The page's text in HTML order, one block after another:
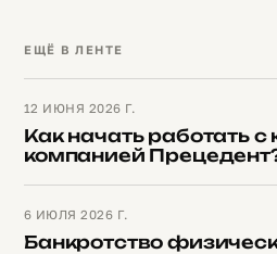
ЕЩЁ В ЛЕНТЕ
12 ИЮНЯ 2026 Г.
Как начать работать
компанией
6 ИЮЛЯ 2026 Г.
Банкротство